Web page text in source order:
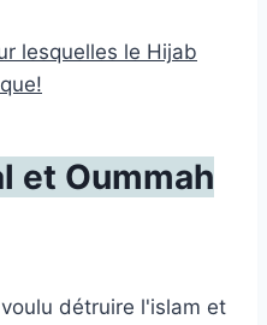
lesquelles le Hijab
et Oummah
détruire l'islam et